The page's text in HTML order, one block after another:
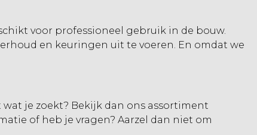
voor professioneel gebruik in de bouw.
en keuringen uit te voeren. En omdat we
je zoekt? Bekijk dan ons assortiment
of heb je vragen? Aarzel dan niet om